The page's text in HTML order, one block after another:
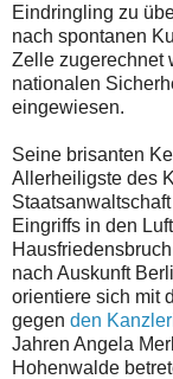
Eindringling zu
nach spontanen
Zelle zugerechnet
nationalen
eingewiesen.
Seine brisanten
Allerheiligste des
Eingriffs in den
nach Auskunft
orientiere sich mit
gegen den
Jahren Angela
Hohenwalde